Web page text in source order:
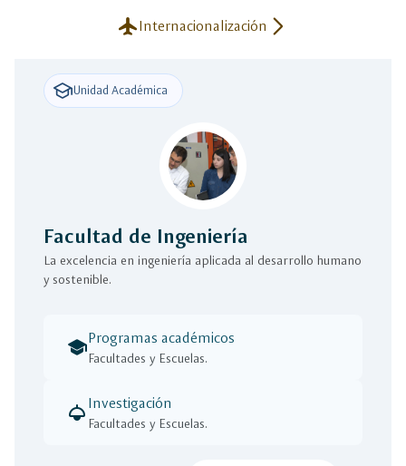
flightInternacionalización arrow_forward_ios
schoolUnidad Académica
Facultad de Ingeniería
La excelencia en ingeniería aplicada al desarrollo humano
y sostenible.
schoolFacultades y Escuelas.
Programas académicos
light Facultades y Escuelas.
Investigación